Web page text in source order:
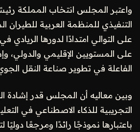
واعتبر المجلس انتخاب المملكة
التنفيذي للمنظمة العربية للطيران
على التوالي امتدادًا لدورها الريادي
على المستويين الإقليمي والدولي،
الفاعلة في تطوير صناعة النقل
وبين معاليه أن المجلس قدر إشادة
التجريبية للذكاء الاصطناعي في
باعتبارها نموذجًا رائدًا ومرجعًا